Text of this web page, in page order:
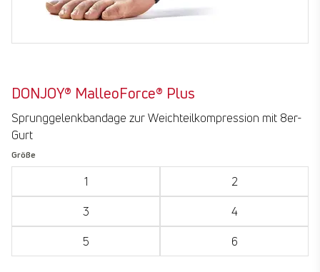
DONJOY® MalleoForce® Plus
Sprunggelenkbandage zur Weichteilkompression mit 8er-
Gurt
Größe
1
2
3
4
5
6